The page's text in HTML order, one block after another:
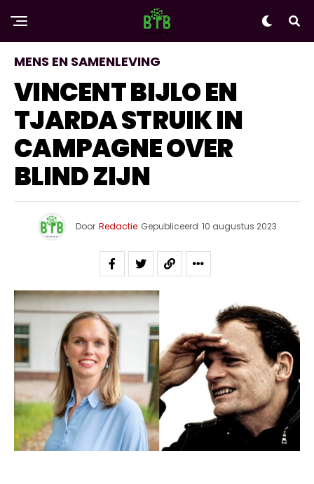
MENS EN SAMENLEVING
VINCENT BIJLO EN
TJARDA STRUIK IN
CAMPAGNE OVER
BLIND ZIJN
Door Redactie Gepubliceerd 10 augustus 2023